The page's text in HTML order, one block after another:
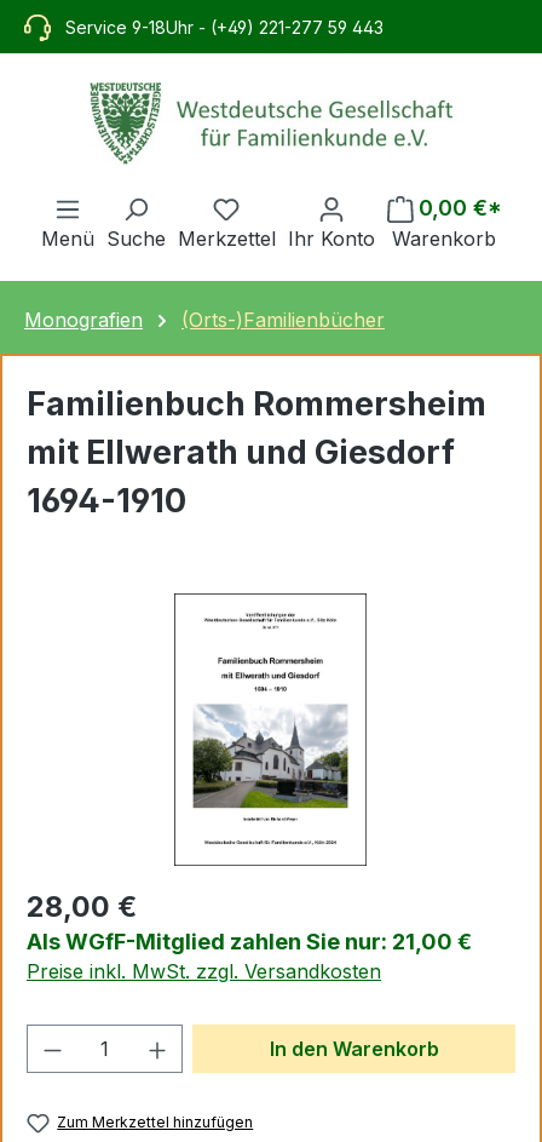
springen
Service 9-18Uhr - (+49) 221-277 59 443
Menü Suche Merkzettel Ihr Konto
0,00 €*
Warenkorb
Monografien (Orts-)Familienbücher
Familienbuch Rommersheim
mit Ellwerath und Giesdorf
1694-1910
28,00 €
Als WGfF-Mitglied zahlen Sie nur: 21,00 €
Preise inkl. MwSt. zzgl. Versandkosten
Produkt Anzahl: Gib denIn den Warenkorb
Zum Merkzettel hinzufügen